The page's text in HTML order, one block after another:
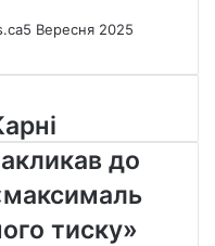
5 Вересня 2025
до
тиску»